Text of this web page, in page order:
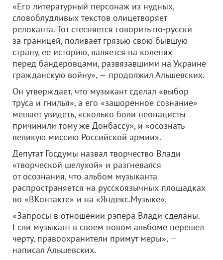
«Его литературный персонаж из нудных,
словоблудливых текстов олицетворяет
релоканта. Тот стесняется говорить по-русски
за границей, поливает грязью свою бывшую
страну, ее историю, валяется на коленях
перед бандеровцами, развязавшими на Украине
гражданскую войну», — продолжил Альшевских.
Он утверждает, что музыкант сделал «выбор
труса и гнилья», а его «зашоренное сознание»
мешает увидеть, «сколько боли неонацисты
причинили тому же Донбассу», и «осознать
великую миссию Российской армии».
Депутат Госдумы назвал творчество Влади
«творческой шелухой» и разгневался
от осознания, что альбом музыканта
распространяется на русскоязычных площадках
во «ВКонтакте» и на «Яндекс.Музыке».
«Запросы в отношении рэпера Влади сделаны.
Если музыкант в своем новом альбоме перешел
черту, правоохранители примут меры», —
написал Альшевских.